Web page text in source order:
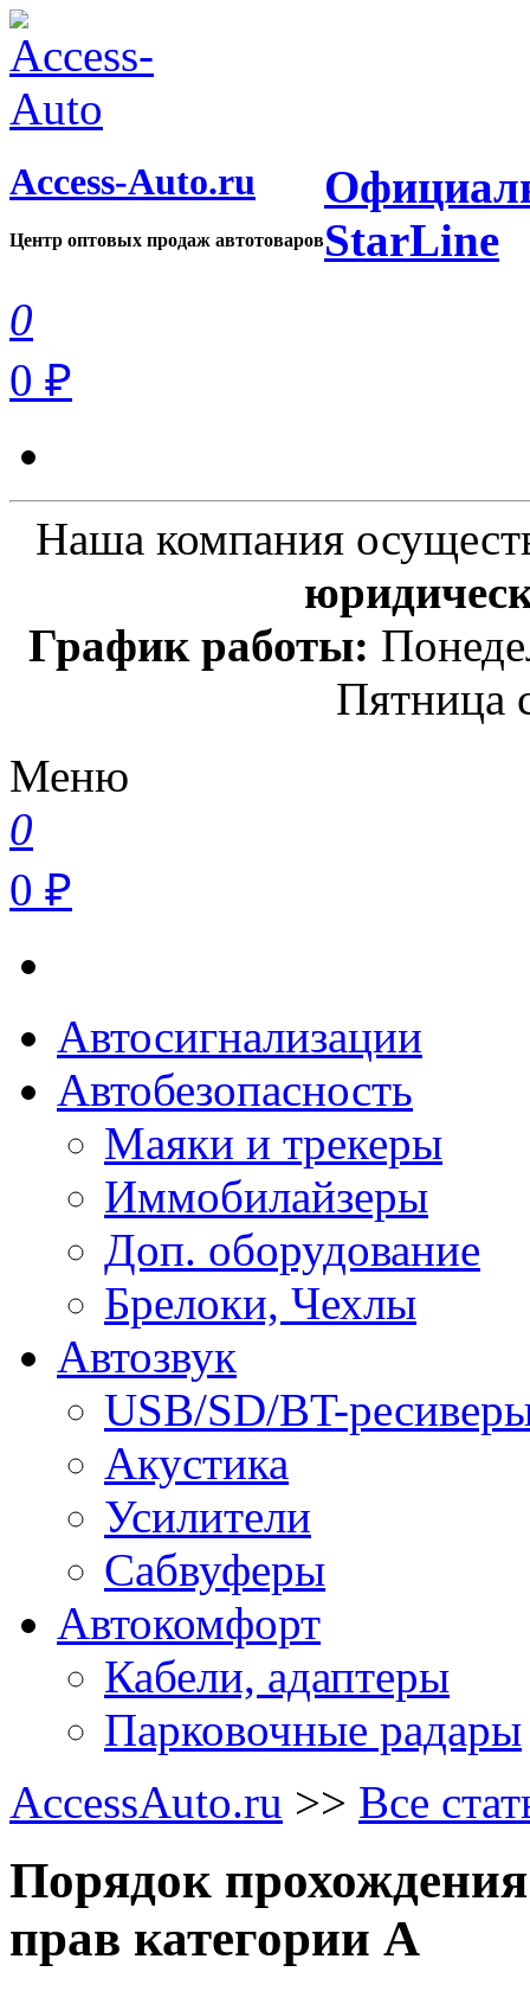
Access-Auto.ru
Центр оптовых продаж автотоваровStarLine
0
0 ₽
Наша компания
График работы:
Пятница
Меню
0
0 ₽
Автосигнализации
Автобезопасность
Маяки и трекеры
Иммобилайзеры
Доп. оборудование
Брелоки, Чехлы
Автозвук
USB/SD/BT-
Акустика
Усилители
Сабвуферы
Автокомфорт
Кабели, адаптеры
Парковочные радары
AccessAuto.ru >> Все
Порядок
прав категории А